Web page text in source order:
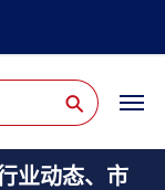
⚲
业动态、市